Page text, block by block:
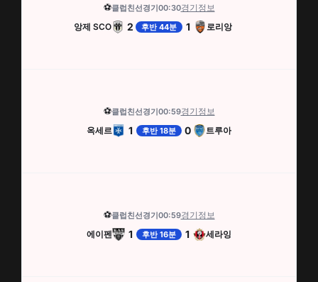
⚽클럽친선경기00:30경기정보
앙제 SCO
2 후반 44분 1 로리앙
⚽클럽친선경기00:59경기정보
옥세르
1 후반 18분 0 트루아
⚽클럽친선경기00:59경기정보
에이펜
1 후반 16분 1 세라잉